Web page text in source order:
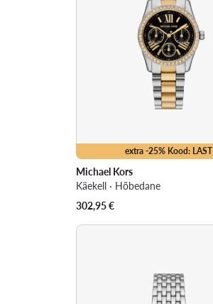
extra -25% Kood: LAST
Michael Kors
Käekell · Hõbedane
302,95€